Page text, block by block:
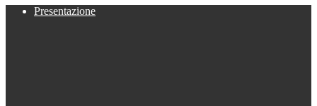
Presentazione